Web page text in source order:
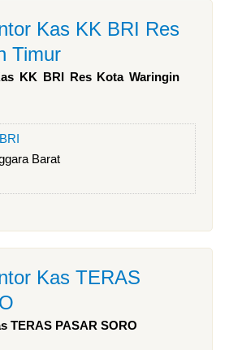
Kas KK BRI Res
Timur
KK BRI Res Kota Waringin
Barat
Kas TERAS
TERAS PASAR SORO